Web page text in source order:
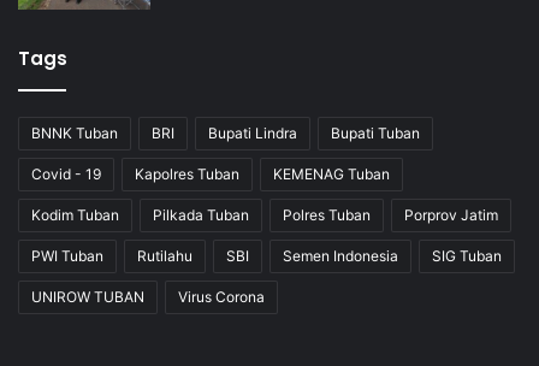
Tags
BNNK Tuban BRI Bupati Lindra Bupati Tuban
Covid - 19 Kapolres Tuban KEMENAG Tuban
Kodim Tuban Pilkada Tuban Polres Tuban Porprov Jatim
PWI Tuban Rutilahu SBI Semen Indonesia SIG Tuban
UNIROW TUBAN Virus Corona